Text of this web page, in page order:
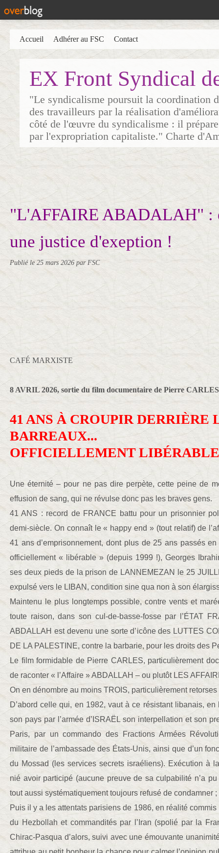
EX Front Syndical
"Le syndicalisme poursuit la coordination
des travailleurs par la réalisation
côté de l'œuvre du syndicalisme : il
par l'expropriation capitaliste." Charte
Accueil Adhérer au FSC Contact
"L'AFFAIRE ABADALAH" :
une justice d'exeption !
Publié le 25 mars 2026 par FSC
CAFÉ MARXISTE
8 AVRIL 2026, sortie du film documentaire de Pierre CARLES
41 ANS À CROUPIR DERRIÈRE
BARREAUX...
OFFICIELLEMENT LIBÉRABLE
Une éternité – pour ne pas dire perpète, cette peine de
effusion de sang, qui ne révulse donc pas les braves gens.
41 ANS : record de FRANCE battu pour un prisonnier
demi-siècle. On connaît le « happy end » (tout relatif) de
41 ans d’emprisonnement, dont plus de 25 ans passés
officiellement « libérable » (depuis 1999 !), Georges
ses deux pieds de la prison de LANNEMEZAN le 25
expulsé vers le LIBAN, condition sine qua non à son
Maintenu le plus longtemps possible, contre vents et
toute raison, dans son cul-de-basse-fosse par l’ÉTAT
ABDALLAH est devenu une sorte d’icône des LUTTES
DE LA PALESTINE, contre la barbarie, pour les droits des
Le film formidable de Pierre CARLES, particulièrement
de raconter « l’Affaire » ABDALLAH – ou plutôt LES
On en dénombre au moins TROIS, particulièrement retorses
D’abord celle qui, en 1982, vaut à ce résistant libanais, en
son pays par l’armée d’ISRAËL son interpellation et son
Paris, par un commando des Fractions Armées
militaire de l’ambassade des États-Unis, ainsi que d’un
du Mossad (les services secrets israéliens). Exécution à
nié avoir participé (aucune preuve de sa culpabilité n’a
tout aussi systématiquement toujours refusé de condamner ;
Puis il y a les attentats parisiens de 1986, en réalité
du Hezbollah et commandités par l’Iran (spolié par la
Chirac-Pasqua d’alors, suivi avec une émouvante